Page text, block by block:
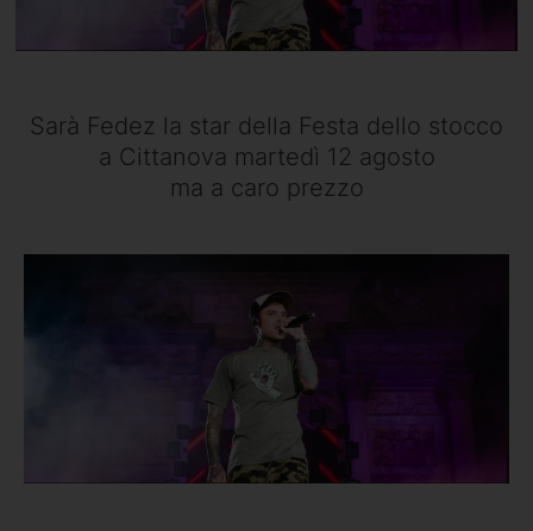
Sarà Fedez la star della Festa dello stocco
a Cittanova martedì 12 agosto
ma a caro prezzo